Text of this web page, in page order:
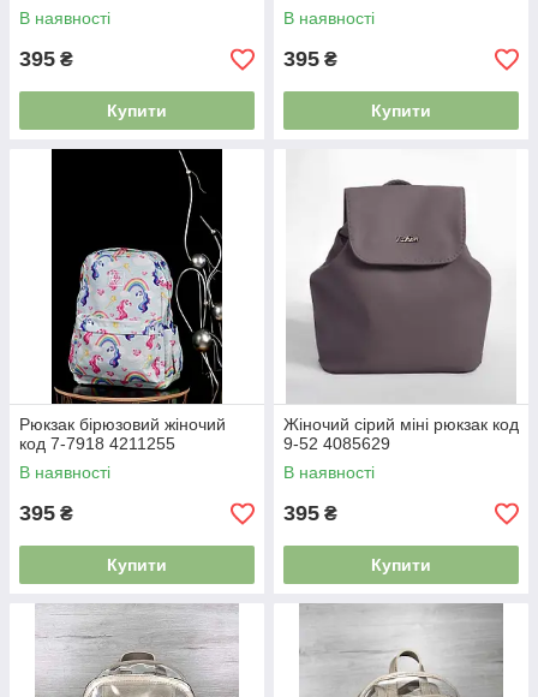
В наявності
395 ₴
Купити
В наявності
395 ₴
Купити
Рюкзак бірюзовий жіночий
код 7-7918 4211255
В наявності
395 ₴
Купити
Жіночий сірий міні рюкзак код
9-52 4085629
В наявності
395 ₴
Купити